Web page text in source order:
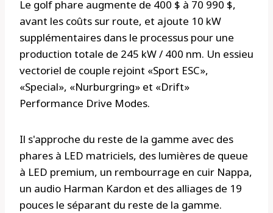
Le golf phare augmente de 400 $ à 70 990 $,
avant les coûts sur route, et ajoute 10 kW
supplémentaires dans le processus pour une
production totale de 245 kW / 400 nm. Un essieu
vectoriel de couple rejoint «Sport ESC»,
«Special», «Nurburgring» et «Drift»
Performance Drive Modes.
Il s'approche du reste de la gamme avec des
phares à LED matriciels, des lumières de queue
à LED premium, un rembourrage en cuir Nappa,
un audio Harman Kardon et des alliages de 19
pouces le séparant du reste de la gamme.